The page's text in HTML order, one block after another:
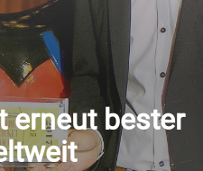
erneut bester